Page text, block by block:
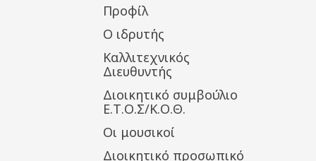
Προφίλ
Ο ιδρυτής
Καλλιτεχνικός
Διευθυντής
Διοικητικό συμβούλιο
Ε.Τ.Ο.Σ/Κ.Ο.Θ.
Οι μουσικοί
Διοικητικό προσωπικό